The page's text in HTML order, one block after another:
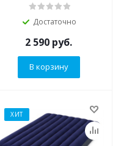
Достаточно
2 590 руб.
В корзину
ХИТ